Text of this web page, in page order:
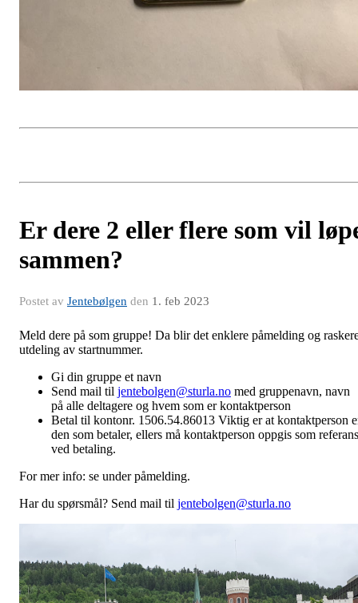
Er dere 2 eller flere som vil
sammen?
Postet av Jentebølgen den 1. feb 2023
Meld dere på som gruppe! Da blir det enklere påmelding og
utdeling av startnummer.
Gi din gruppe et navn
Send mail til jentebolgen@sturla.no med gruppenavn, navn
på alle deltagere og hvem som er kontaktperson
Betal til kontonr. 1506.54.86013 Viktig er at kontaktperson
den som betaler, ellers må kontaktperson oppgis som
ved betaling.
For mer info: se under påmelding.
Har du spørsmål? Send mail til jentebolgen@sturla.no